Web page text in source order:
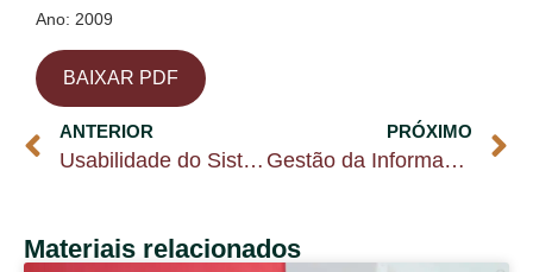
Ano: 2009
BAIXAR PDF
ANTERIOR
Usabilidade do Sistema de Automação de Gabinetes do Superior Tribunal de Justiça
PRÓXIMO
Gestão da Informação sobre a Satisfação de Clientes e Orientação para o Mercado
Materiais relacionados